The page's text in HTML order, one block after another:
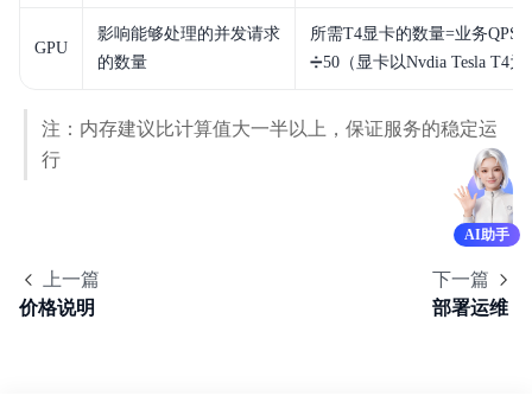
GPU
影响能够处理的并发请求
的数量
所需T4显卡的数量=业务QPS
➗50（显卡以Nvdia Tesla T4为
注：内存建议比计算值大一半以上，保证服务的稳定运
行
上一篇
价格说明
下一篇
部署运维
AI助手